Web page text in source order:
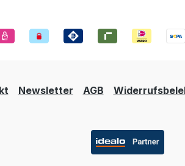
Newsletter AGB